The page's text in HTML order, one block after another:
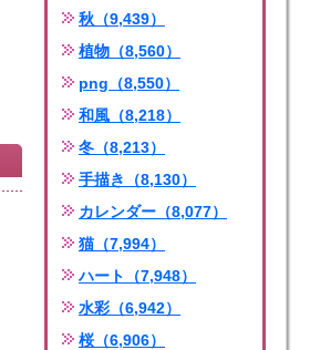
秋（9,439）
植物（8,560）
png（8,550）
和風（8,218）
冬（8,213）
手描き（8,130）
カレンダー（8,077）
猫（7,994）
ハート（7,948）
水彩（6,942）
桜（6,906）